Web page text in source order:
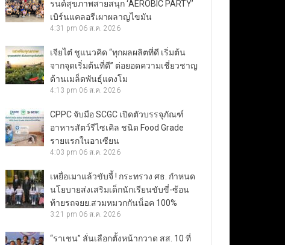
รนด์สุขภาพสายสนุก ‘AEROBIC PARTY’
เบิร์นแคลอรีเผาผลาญไขมัน
4:31 pm 06 ส.ค. 2026
เจียไต๋ ชูแนวคิด “ทุกผลผลิตที่ดี เริ่มต้น
จากจุดเริ่มต้นที่ดี” ต่อยอดความเชี่ยวชาญ
ด้านเมล็ดพันธุ์แตงโม
4:13 pm 06 ส.ค. 2026
CPPC จับมือ SCGC เปิดตัวบรรจุภัณฑ์
อาหารสัตว์รีไซเคิล ชนิด Food Grade
รายแรกในอาเซียน
4:03 pm 06 ส.ค. 2026
เหยื่อเมาแล้วขับจี้ ! กระทรวง ศธ. กำหนด
นโยบายส่งเสริมเด็กนักเรียนขับขี่-ซ้อน
ท้ายรถจยย.สวมหมวกกันน็อค 100%
3:21 pm 06 ส.ค. 2026
“ราเชน” ลั่นเลือกตั้งหน้ากวาด สส. 10 ที่